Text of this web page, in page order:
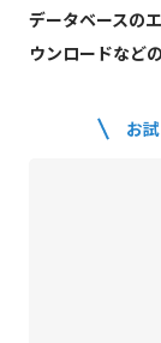
データベースの
ウンロードなど
お